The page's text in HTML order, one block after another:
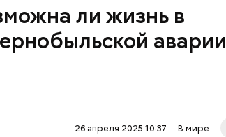
ли жизнь в
аварии
26 апреля 2025 10:37 В мире